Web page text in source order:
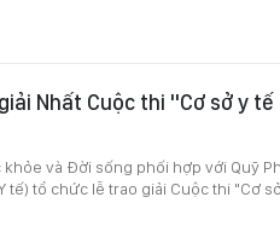
Nhất Cuộc thi "Cơ sở y tế
khỏe và Đời sống phối hợp với Quỹ
tế) tổ chức lễ trao giải Cuộc thi "Cơ